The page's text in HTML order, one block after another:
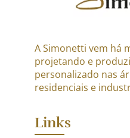
A Simonetti vem há
projetando e
personalizado nas
residenciais e
Links